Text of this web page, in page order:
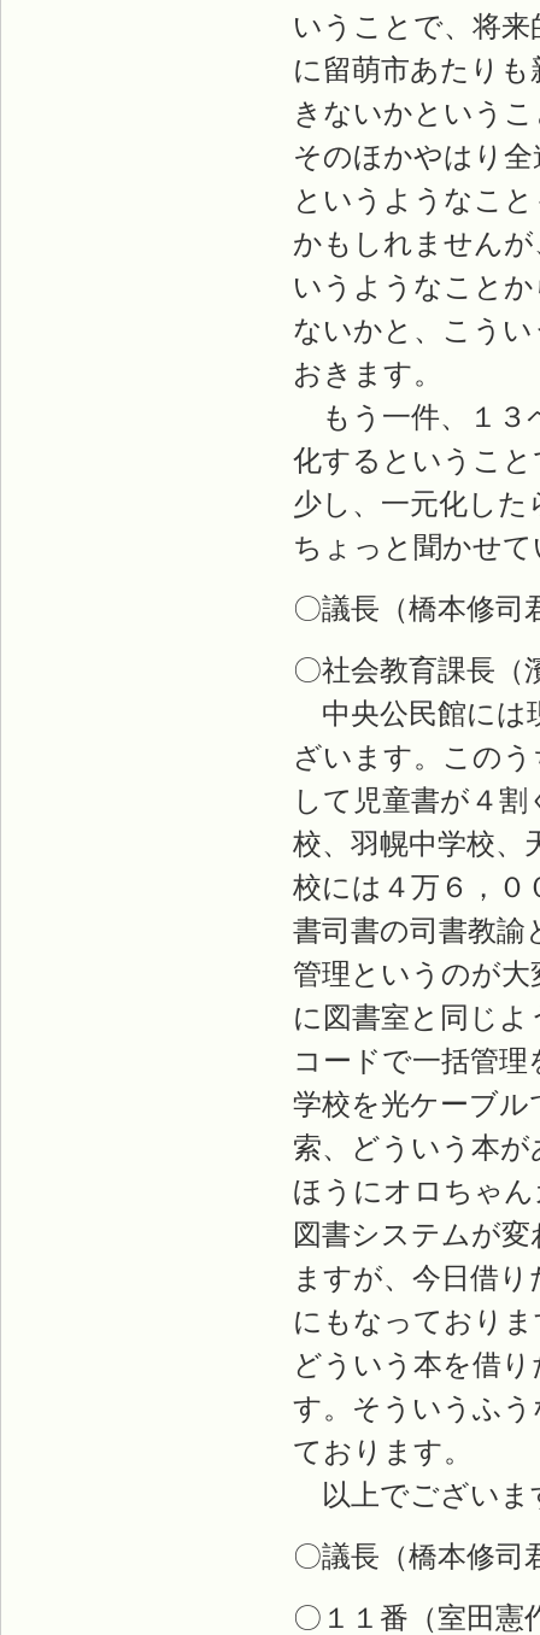
いうことで、将
に留萌市あたり
きないかという
そのほかやはり
というようなこ
かもしれません
いうようなこと
ないかと、こう
おきます。
もう一件、１３
化するというこ
少し、一元化し
ちょっと聞かせ
〇議長（橋本修
〇社会教育課長
中央公民館には
ざいます。この
して児童書が４
校、羽幌中学校、
校には４万６，０
書司書の司書教
管理というのが
に図書室と同じ
コードで一括管
学校を光ケーブ
索、どういう本
ほうにオロちゃ
図書システムが
ますが、今日借
にもなっており
どういう本を借
す。そういうふ
ております。
以上でございま
〇議長（橋本修
〇１１番（室田